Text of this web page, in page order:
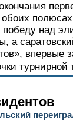
обоих
над
а
впервые